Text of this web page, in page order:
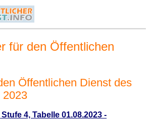
für den Öffentlichen
Öffentlichen Dienst des
2023
4, Tabelle 01.08.2023 -